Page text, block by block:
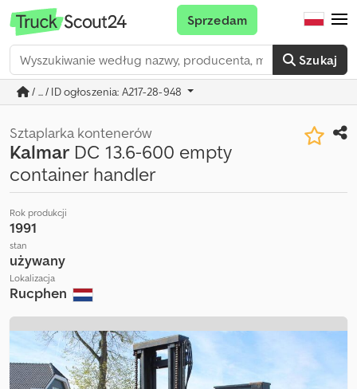
Szukaj
Sprzedam
/ ... / ID ogłoszenia: A217-28-948
Sztaplarka kontenerów
Kalmar DC 13.6-600 empty
container handler
Rok produkcji
1991
stan
używany
Lokalizacja
Rucphen